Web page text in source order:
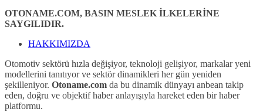
OTONAME.COM, BASIN MESLEK İLKELERİNE
SAYGILIDIR.
HAKKIMIZDA
Otomotiv sektörü hızla değişiyor, teknoloji gelişiyor, markalar yeni
modellerini tanıtıyor ve sektör dinamikleri her gün yeniden
şekilleniyor. Otoname.com da bu dinamik dünyayı anbean takip
eden, doğru ve objektif haber anlayışıyla hareket eden bir haber
platformu.